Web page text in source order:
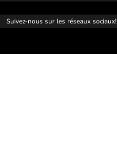
Suivez-nous sur les réseaux sociaux!